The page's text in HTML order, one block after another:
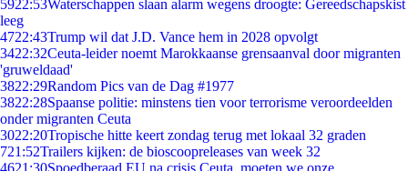
5922:53Waterschappen slaan alarm wegens droogte: Gereedschapskist
leeg
4722:43Trump wil dat J.D. Vance hem in 2028 opvolgt
3422:32Ceuta-leider noemt Marokkaanse grensaanval door migranten
'gruweldaad'
3822:29Random Pics van de Dag #1977
3822:28Spaanse politie: minstens tien voor terrorisme veroordeelden
onder migranten Ceuta
3022:20Tropische hitte keert zondag terug met lokaal 32 graden
721:52Trailers kijken: de bioscoopreleases van week 32
4621:30Spoedberaad EU na crisis Ceuta, moeten we onze